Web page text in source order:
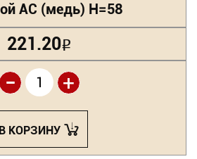
AC (медь) Н=58
221.20Р
+
-
В КОРЗИНУ